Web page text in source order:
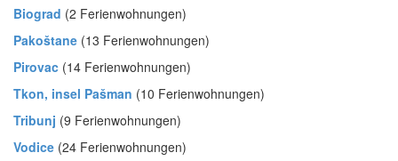
Biograd (2 Ferienwohnungen)
Pakoštane (13 Ferienwohnungen)
Pirovac (14 Ferienwohnungen)
Tkon, insel Pašman (10 Ferienwohnungen)
Tribunj (9 Ferienwohnungen)
Vodice (24 Ferienwohnungen)